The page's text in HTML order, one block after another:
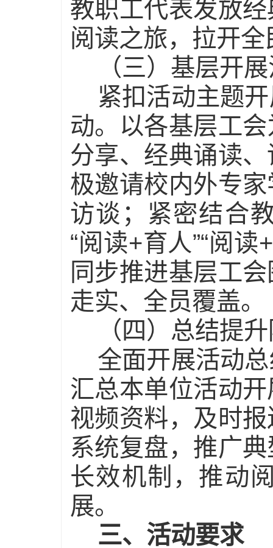
教职工代表发放
阅读之旅，拉开
（三）基层开
紧扣活动主题
动。以各基层工
分享、经典诵读
极邀请校内外专
访谈；紧密结合
“阅读+育人”“阅
同步推进基层工
走实、全员覆盖。
（四）总结提
全面开展活动
汇总本单位活动
视频资料，及时
系统复盘，推广
长效机制，推动
展。
三、活动要求